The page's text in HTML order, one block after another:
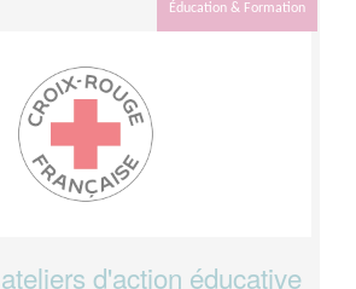
Éducation & Formation
d'action éducative